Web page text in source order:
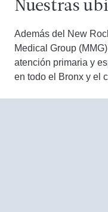
Nuestras
Además del New
Medical Group
atención primaria y
en todo el Bronx y el